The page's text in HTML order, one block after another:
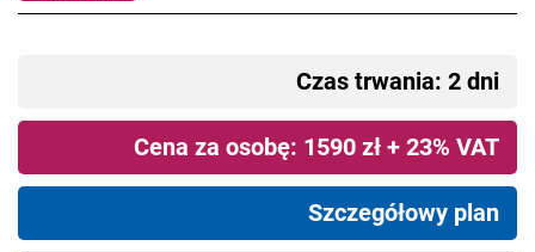
Czas trwania: 2 dni
Cena za osobę: 1590 zł + 23% VAT
Szczegółowy plan